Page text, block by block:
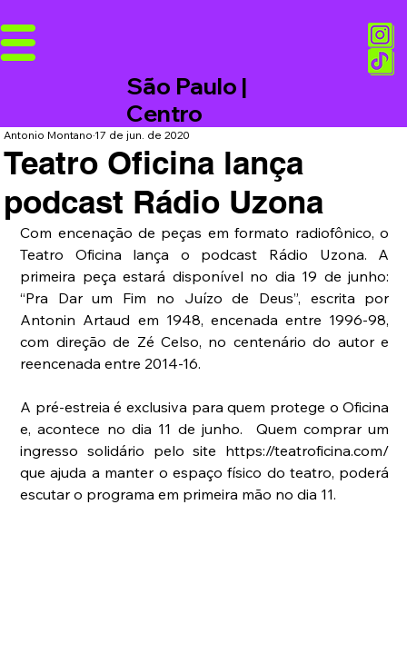
São Paulo |
Centro
Teatro Oficina lança
podcast Rádio Uzona
Antonio Montano17 de jun. de 2020
Com encenação de peças em formato radiofônico, o
Teatro Oficina lança o podcast Rádio Uzona. A
primeira peça estará disponível no dia 19 de junho:
“Pra Dar um Fim no Juízo de Deus”, escrita por
Antonin Artaud em 1948, encenada entre 1996-98,
com direção de Zé Celso, no centenário do autor e
reencenada entre 2014-16.
A pré-estreia é exclusiva para quem protege o Oficina
e, acontece no dia 11 de junho.  Quem comprar um
ingresso solidário pelo site https://teatroficina.com/
que ajuda a manter o espaço físico do teatro, poderá
escutar o programa em primeira mão no dia 11.